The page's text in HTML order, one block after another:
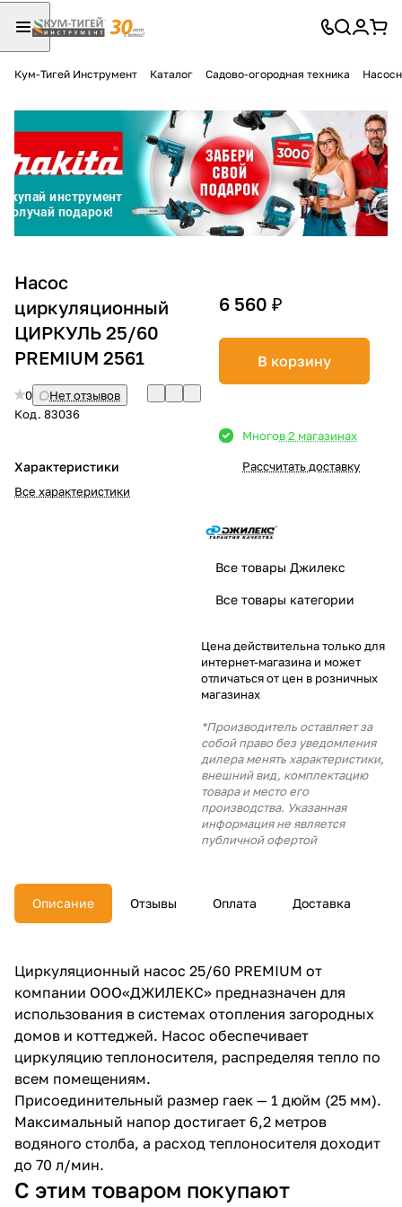
Кум-Тигей Инструмент Каталог Садово-огородная техника
Насос
циркуляционный
ЦИРКУЛЬ 25/60
PREMIUM 2561
0
Нет отзывов
Код. 83036
Характеристики
Все характеристики
6 560 ₽
В корзину
Многов 2 магазинах
Рассчитать доставку
Все товары Джилекс
Все товары категории
Цена действительна только для
интернет-магазина и может
отличаться от цен в розничных
магазинах
*Производитель оставляет за
собой право без уведомления
дилера менять характеристики,
внешний вид, комплектацию
товара и место его
производства. Указанная
информация не является
публичной офертой
Описание Отзывы Оплата Доставка
Циркуляционный насос 25/60 PREMIUM от
компании ООО«ДЖИЛЕКС» предназначен для
использования в системах отопления загородных
домов и коттеджей. Насос обеспечивает
циркуляцию теплоносителя, распределяя тепло по
всем помещениям.
Присоединительный размер гаек — 1 дюйм (25 мм).
Максимальный напор достигает 6,2 метров
водяного столба, а расход теплоносителя доходит
до 70 л/мин.
С этим товаром покупают
Разбейте
оплатуна части
без переплат
График платежей
Сегодня
25%
% картой любого банка
% будут
с вашей карты
раз в 2
недели
plait.ru